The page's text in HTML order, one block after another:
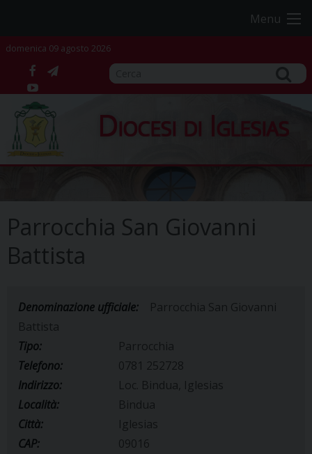
content
Menu
domenica 09 agosto 2026
facebook
telegram
YouTube
Diocesi di Iglesias
Parrocchia San Giovanni
Battista
Denominazione ufficiale:
Parrocchia San Giovanni
Battista
Tipo:
Parrocchia
Telefono:
0781 252728
Indirizzo:
Loc. Bindua, Iglesias
Località:
Bindua
Città:
Iglesias
CAP:
09016